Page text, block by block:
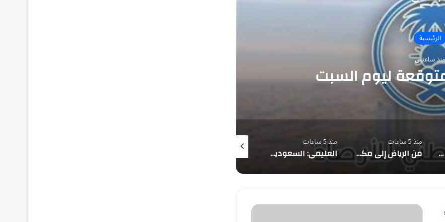
الرئيسية
منذ ساعتين
ليوم السبت
«لولا الهجرة لكنت سائق تاكسي».. تصريحات مرشح الشيوخ الأميركي عبدالرحمن السيد تشعل غضباً في مصر
منذ 5 ساعات
من الرياض إلى مكة.. معالم المملكة تتوشح بأعلام الدول الثلاث احتفاءً بـ«اتفاقية مكة للدفاع المشترك»
منذ 5 ساعات
العليمي: السعودية شريك لا غنى عنه.. والتحالف البحري بقيادتها ركيزة أمن المنطقة
منذ 6 ساعات
صورة